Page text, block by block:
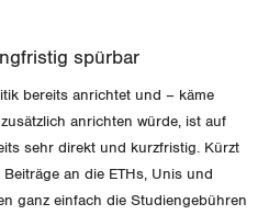
spürbar
bereits anrichtet und – käme
anrichten würde, ist auf
sehr direkt und kurzfristig. Kürzt
an die ETHs, Unis und
ganz einfach die Studiengebühren